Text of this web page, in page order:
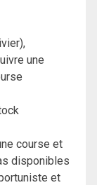
une
course et
disponibles
et